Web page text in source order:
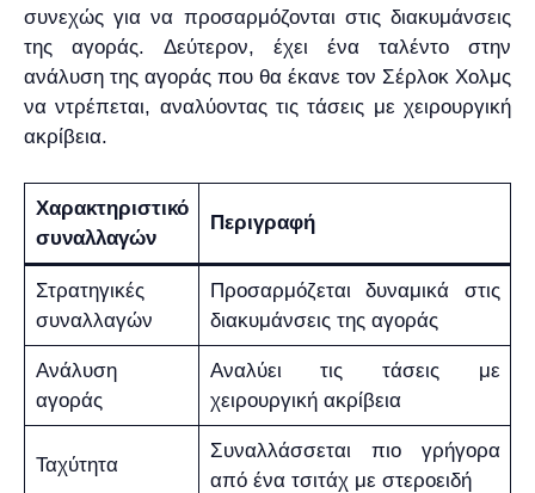
συνεχώς για να προσαρμόζονται στις διακυμάνσεις
της αγοράς. Δεύτερον, έχει ένα ταλέντο στην
ανάλυση της αγοράς που θα έκανε τον Σέρλοκ Χολμς
να ντρέπεται, αναλύοντας τις τάσεις με χειρουργική
ακρίβεια.
Χαρακτηριστικό
συναλλαγών
Περιγραφή
Στρατηγικές
συναλλαγών
Προσαρμόζεται δυναμικά στις
διακυμάνσεις της αγοράς
Ανάλυση
αγοράς
Αναλύει τις τάσεις με
χειρουργική ακρίβεια
Ταχύτητα
Συναλλάσσεται πιο γρήγορα
από ένα τσιτάχ με στεροειδή